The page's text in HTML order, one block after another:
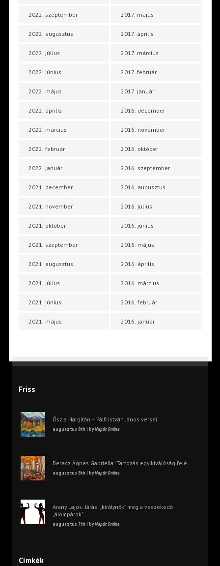
2022. szeptember
2022. augusztus
2022. július
2022. június
2022. május
2022. április
2022. március
2022. február
2022. január
2021. december
2021. november
2021. október
2021. szeptember
2021. augusztus
2021. július
2021. június
2021. május
2017. május
2017. április
2017. március
2017. február
2017. január
2016. december
2016. november
2016. október
2016. szeptember
2016. augusztus
2016. július
2016. június
2016. május
2016. április
2016. március
2016. február
2016. január
Friss
Ősz a Hargitán – Pálfi István János versei
augusztus 8th | byNapút Online
Berecz Ágnes Gabriella: Tartozás egy kiválóság felé
augusztus 8th | byNapút Online
Arany Lajos: Járási „királynők” meg a veszekedő
„álompárok”
augusztus 7th | byNapút Online
Címkék